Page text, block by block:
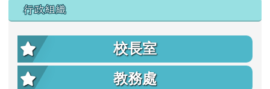
行政組織
校長室
教務處